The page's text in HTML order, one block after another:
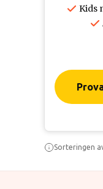
Kids
Sorteringen